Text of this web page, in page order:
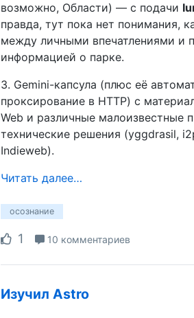
возможно, Области) — с подачи
правда, тут пока нет понимания,
между личными впечатлениями и
информацией о парке.
3. Gemini-капсула (плюс её
проксирование в HTTP) с
Web и различные малоизвестные
технические решения (yggdrasil,
Indieweb).
Читать далее…
осознание
1 10 комментариев
Изучил Astro